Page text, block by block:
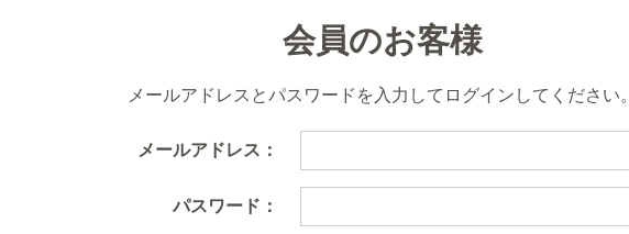
会員のお客様
メールアドレスとパスワードを入力してログインしてください。
メールアドレス：
パスワード：